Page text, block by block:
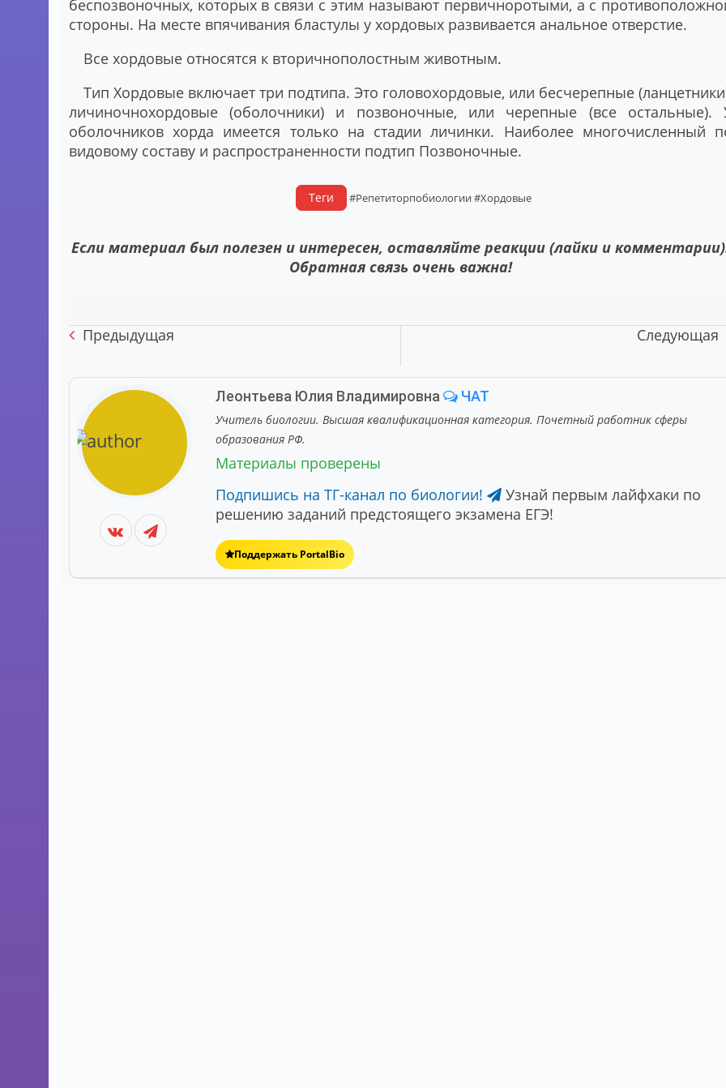
беспозвоночных, которых в связи с этим называют первичноротыми, а с
стороны. На месте впячивания бластулы у хордовых развивается анальное отверстие.
Все хордовые относятся к вторичнополостным животным.
Тип Хордовые включает три подтипа. Это головохордовые, или бесчерепные
личиночнохордовые (оболочники) и позвоночные, или черепные (все остальные).
оболочников хорда имеется только на стадии личинки. Наиболее многочисленный
видовому составу и распространенности подтип Позвоночные.
Теги #Репетиторпобиологии#Хордовые
Если материал был полезен и интересен, оставляйте реакции (лайки и
Обратная связь очень важна!
Предыдущая Следующая
Леонтьева Юлия Владимировна ЧАТ
Учитель биологии. Высшая квалификационная категория. Почетный работник сферы
образования РФ.
Материалы проверены
Подпишись на ТГ-канал по биологии!
Узнай первым лайфхаки по
решению заданий предстоящего экзамена ЕГЭ!
Поддержать PortalBio